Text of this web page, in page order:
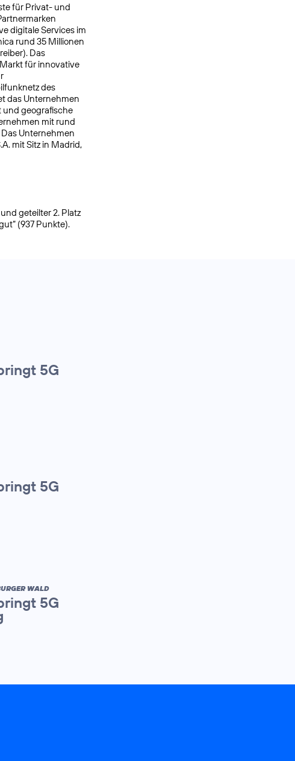
für Privat- und
digitale Services im
rund 35 Millionen
Das
für innovative
des
das Unternehmen
und geografische
mit rund
Unternehmen
mit Sitz in Madrid,
geteilter 2. Platz
(937 Punkte).
5G
5G
WALD
5G